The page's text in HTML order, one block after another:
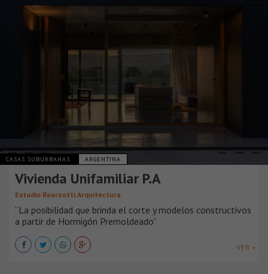
CASAS SUBURBANAS ARGENTINA
Vivienda Unifamiliar P.A
Estudio Bearzotti Arquitectura
“La posibilidad que brinda el corte y modelos constructivos
a partir de Hormigón Premoldeado”
VER +